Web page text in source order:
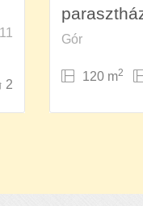
2
Gór
120 m2